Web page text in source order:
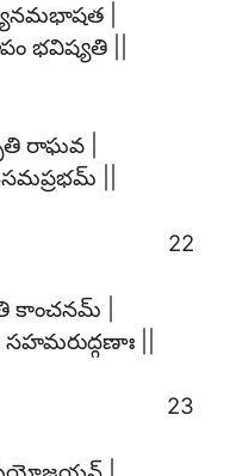
|
భవిష్యతి ||
రాఘవ |
||
22
కాంచనమ్ |
||
23